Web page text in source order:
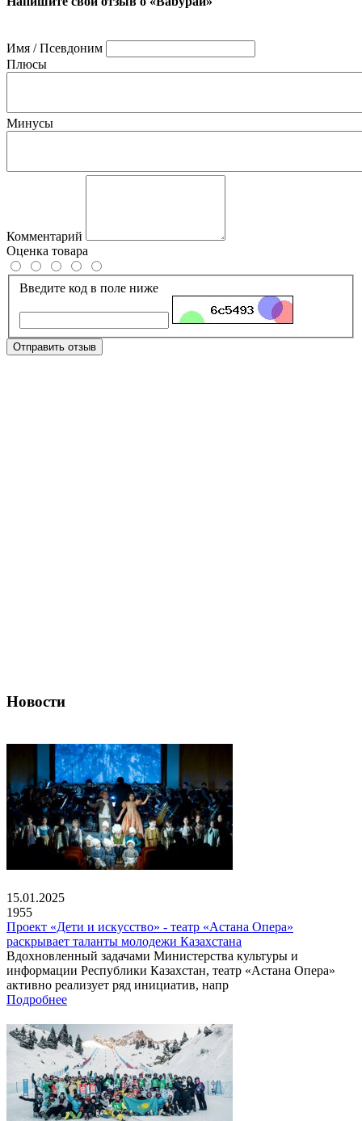
Имя / Псевдоним
Плюсы
Минусы
Комментарий
Оценка товара
Введите код в поле ниже
Отправить отзыв
Новости
15.01.2025
1955
Проект «Дети и искусство» - театр «Астана Опера»
раскрывает таланты молодежи Казахстана
Вдохновленный задачами Министерства культуры и
информации Республики Казахстан, театр «Астана Опера»
активно реализует ряд инициатив, напр
Подробнее